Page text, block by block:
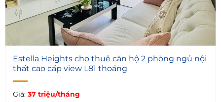
6
Estella Heights cho thuê căn hộ 2 phòng ngủ nội
thất cao cấp view L81 thoáng
Giá: 37 triệu/tháng